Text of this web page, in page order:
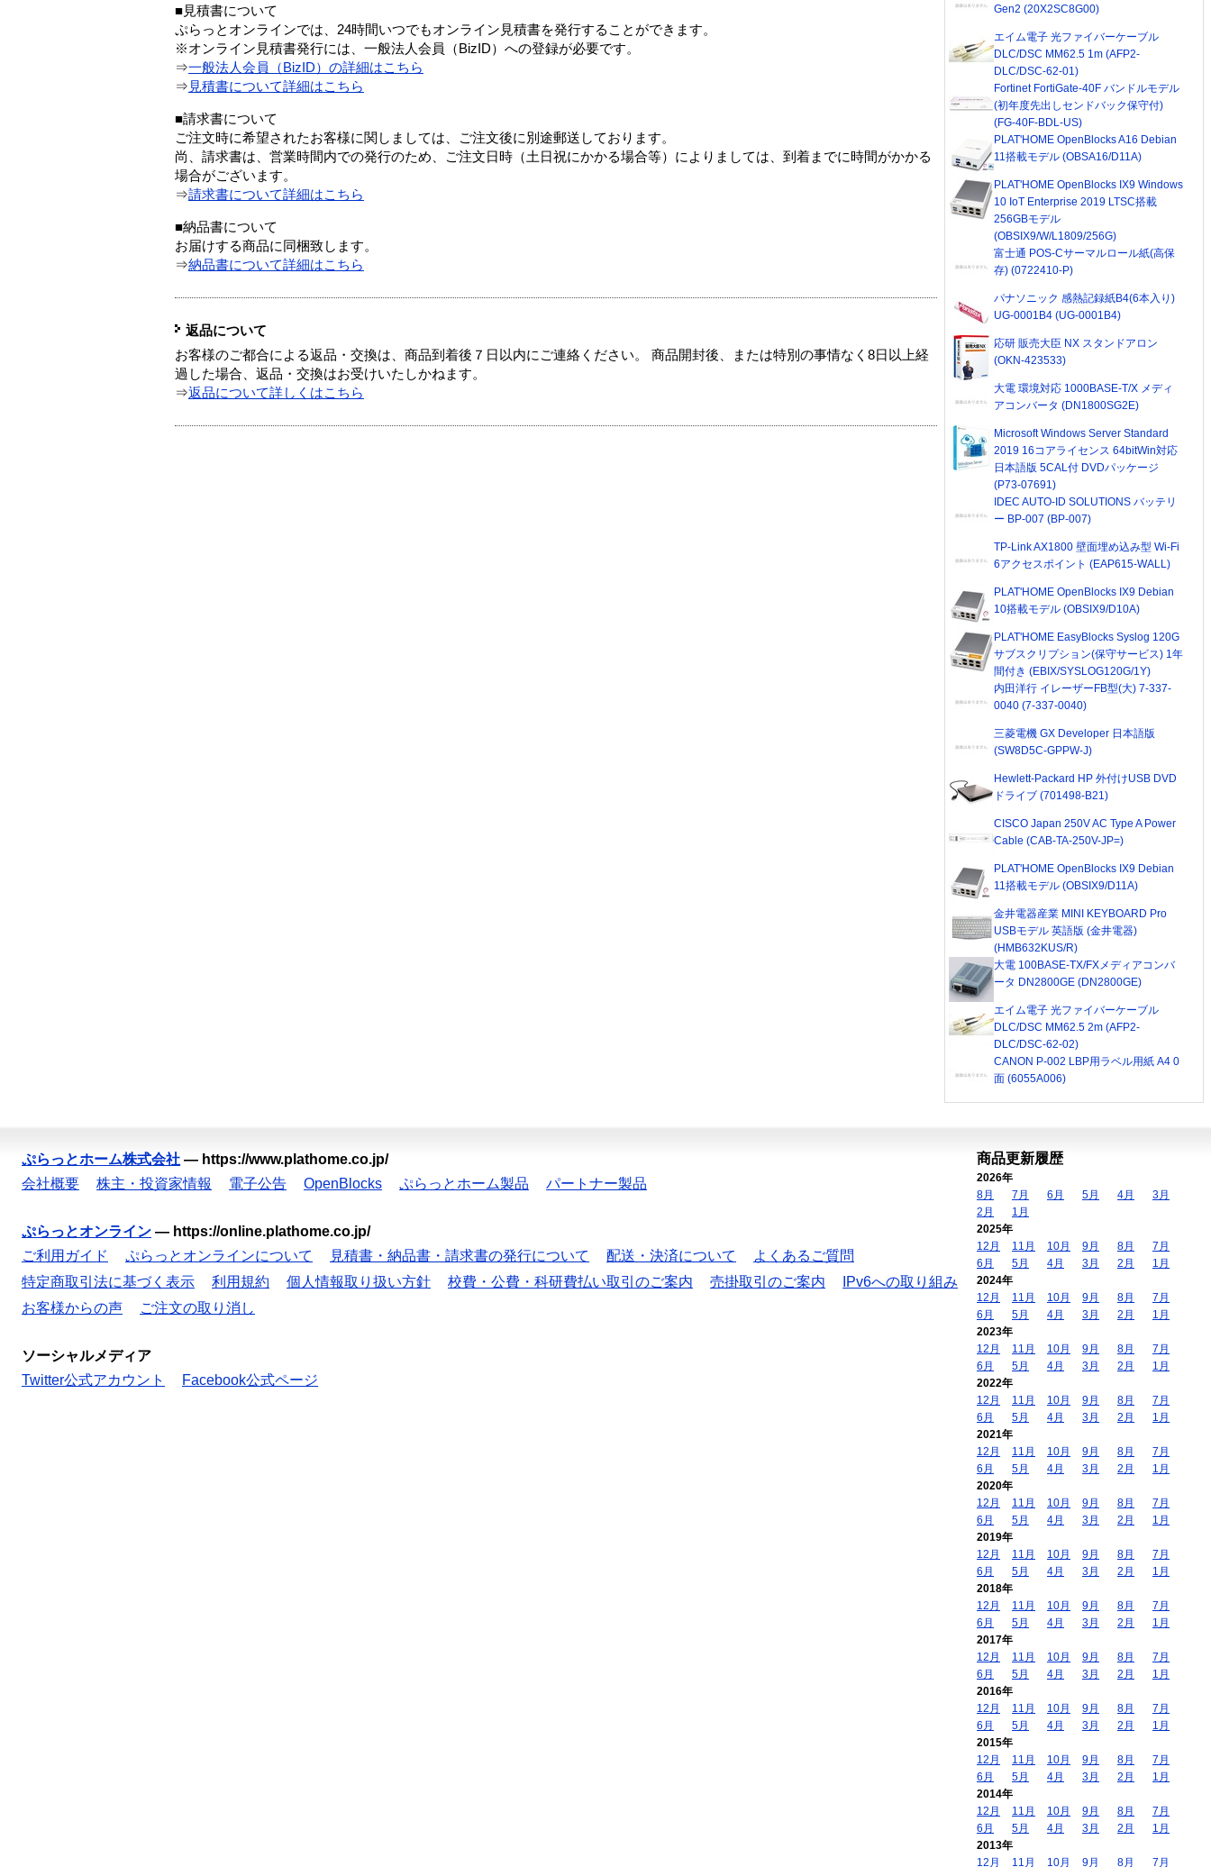
■見積書について
ぷらっとオンラインでは、24時間いつでもオンライン見積書を発行することができます。
※オンライン見積書発行には、一般法人会員（BizID）への登録が必要です。
⇒一般法人会員（BizID）の詳細はこちら
⇒ 見積書について詳細はこちら
■請求書について
ご注文時に希望されたお客様に関しましては、ご注文後に別途郵送しております。
尚、請求書は、営業時間内での発行のため、ご注文日時（土日祝にかかる場合等）によりましては、到着までに時間がかかる
場合がございます。
⇒請求書について詳細はこちら
■納品書について
お届けする商品に同梱致します。
⇒納品書について詳細はこちら
返品について
お客様のご都合による返品・交換は、商品到着後７日以内にご連絡ください。 商品開封後、または特別の事情なく8日以上経
過した場合、返品・交換はお受けいたしかねます。
⇒返品について詳しくはこちら
Gen2 (20X2SC8G00)
エイム電子 光ファイバーケーブル
DLC/DSC MM62.5 1m (AFP2-
DLC/DSC-62-01)
Fortinet FortiGate-40F バンドルモデル
(初年度先出しセンドバック保守付)
(FG-40F-BDL-US)
PLAT'HOME OpenBlocks A16 Debian
11搭載モデル (OBSA16/D11A)
PLAT'HOME OpenBlocks IX9 Windows
10 IoT Enterprise 2019 LTSC搭載
256GBモデル
(OBSIX9/W/L1809/256G)
富士通 POS-Cサーマルロール紙(高保
存) (0722410-P)
パナソニック 感熱記録紙B4(6本入り)
UG-0001B4 (UG-0001B4)
応研 販売大臣 NX スタンドアロン
(OKN-423533)
大電 環境対応 1000BASE-T/X メディ
アコンバータ (DN1800SG2E)
Microsoft Windows Server Standard
2019 16コアライセンス 64bitWin対応
日本語版 5CAL付 DVDパッケージ
(P73-07691)
IDEC AUTO-ID SOLUTIONS バッテリ
ー BP-007 (BP-007)
TP-Link AX1800 壁面埋め込み型 Wi-Fi
6アクセスポイント (EAP615-WALL)
PLAT'HOME OpenBlocks IX9 Debian
10搭載モデル (OBSIX9/D10A)
PLAT'HOME EasyBlocks Syslog 120G
サブスクリプション(保守サービス) 1年
間付き (EBIX/SYSLOG120G/1Y)
内田洋行 イレーザーFB型(大) 7-337-
0040 (7-337-0040)
三菱電機 GX Developer 日本語版
(SW8D5C-GPPW-J)
Hewlett-Packard HP 外付けUSB DVD
ドライブ (701498-B21)
CISCO Japan 250V AC Type A Power
Cable (CAB-TA-250V-JP=)
PLAT'HOME OpenBlocks IX9 Debian
11搭載モデル (OBSIX9/D11A)
金井電器産業 MINI KEYBOARD Pro
USBモデル 英語版 (金井電器)
(HMB632KUS/R)
大電 100BASE-TX/FXメディアコンバ
ータ DN2800GE (DN2800GE)
エイム電子 光ファイバーケーブル
DLC/DSC MM62.5 2m (AFP2-
DLC/DSC-62-02)
CANON P-002 LBP用ラベル用紙 A4 0
面 (6055A006)
ぷらっとホーム株式会社 — https://www.plathome.co.jp/
会社概要
株主・投資家情報 電子公告 OpenBlocks ぷらっとホーム製品 パートナー製品
ぷらっとオンライン — https://online.plathome.co.jp/
ご利用ガイド
ぷらっとオンラインについて 見積書・納品書・請求書の発行について 配送・決済について
よくあるご質問
特定商取引法に基づく表示
利用規約 個人情報取り扱い方針 校費・公費・科研費払い取引のご案内 売掛取引のご案内
IPv6への取り組み
お客様からの声
ご注文の取り消し
ソーシャルメディア
Twitter公式アカウント
Facebook公式ページ
商品更新履歴
2026年
8月
7月 6月 5月 4月
3月
2月
1月
2025年
12月
11月 10月 9月 8月
7月
6月
5月 4月 3月 2月
1月
2024年
12月
11月 10月 9月 8月
7月
6月
5月 4月 3月 2月
1月
2023年
12月
11月 10月 9月 8月
7月
6月
5月 4月 3月 2月
1月
2022年
12月
11月 10月 9月 8月
7月
6月
5月 4月 3月 2月
1月
2021年
12月
11月 10月 9月 8月
7月
6月
5月 4月 3月 2月
1月
2020年
12月
11月 10月 9月 8月
7月
6月
5月 4月 3月 2月
1月
2019年
12月
11月 10月 9月 8月
7月
6月
5月 4月 3月 2月
1月
2018年
12月
11月 10月 9月 8月
7月
6月
5月 4月 3月 2月
1月
2017年
12月
11月 10月 9月 8月
7月
6月
5月 4月 3月 2月
1月
2016年
12月
11月 10月 9月 8月
7月
6月
5月 4月 3月 2月
1月
2015年
12月
11月 10月 9月 8月
7月
6月
5月 4月 3月 2月
1月
2014年
12月
11月 10月 9月 8月
7月
6月
5月 4月 3月 2月
1月
2013年
12月
11月 10月 9月 8月 7月